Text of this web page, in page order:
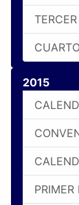
2015
PRIMER